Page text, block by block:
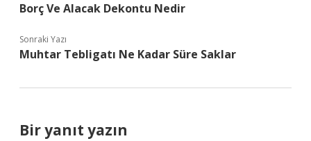
Borç Ve Alacak Dekontu Nedir
Sonraki Yazı
Muhtar Tebligatı Ne Kadar Süre Saklar
Bir yanıt yazın